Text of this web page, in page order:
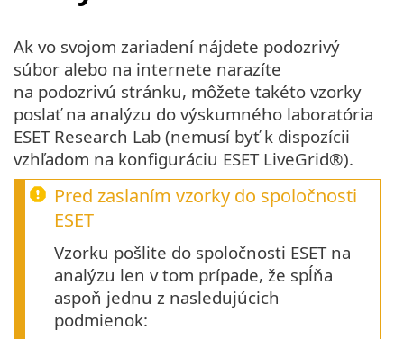
Ak vo svojom zariadení nájdete podozrivý
súbor alebo na internete narazíte
na podozrivú stránku, môžete takéto vzorky
poslať na analýzu do výskumného laboratória
ESET Research Lab (nemusí byť k dispozícii
vzhľadom na konfiguráciu ESET LiveGrid®).
Pred zaslaním vzorky do spoločnosti
ESET
Vzorku pošlite do spoločnosti ESET na
analýzu len v tom prípade, že spĺňa
aspoň jednu z nasledujúcich
podmienok: